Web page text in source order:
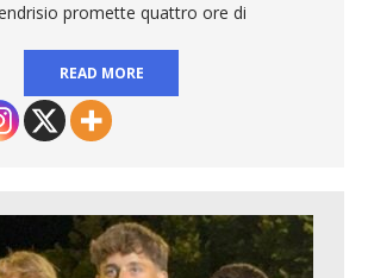
promette quattro ore di
READ MORE